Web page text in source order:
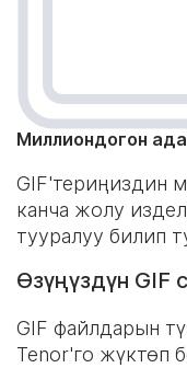
Миллиондогон
GIF'териңиздин
канча жолу
тууралуу билип
Өзүңүздүн GIF
GIF файлдарын
Tenor'го жүктөп